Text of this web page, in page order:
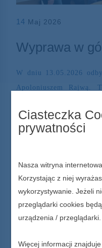
14 Maj 2026
Wyprawa w
W dniu 13.05.2026
Apoloniuszem Rajwą.
opowiedzieć o swoich
pięknie jaskiń. Była to
Kordylewskiego, o
śnieżnej w 1961 roku,
zdobyciu Mont Blanc i
jaskini świata Gouffre
diecie i sposobie życia
Ciasteczka
prywatności
Nasza witryna
Korzystając z niej
wykorzystywanie. Jeżeli
przeglądarki cookies
urządzenia / przeglądarki.
Więcej informacji